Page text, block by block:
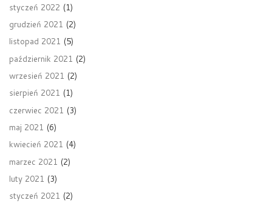
styczeń 2022 (1)
grudzień 2021 (2)
listopad 2021 (5)
październik 2021 (2)
wrzesień 2021 (2)
sierpień 2021 (1)
czerwiec 2021 (3)
maj 2021 (6)
kwiecień 2021 (4)
marzec 2021 (2)
luty 2021 (3)
styczeń 2021 (2)